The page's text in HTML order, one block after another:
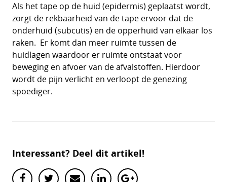
Als het tape op de huid (epidermis) geplaatst wordt,
zorgt de rekbaarheid van de tape ervoor dat de
onderhuid (subcutis) en de opperhuid van elkaar los
raken. Er komt dan meer ruimte tussen de
huidlagen waardoor er ruimte ontstaat voor
beweging en afvoer van de afvalstoffen. Hierdoor
wordt de pijn verlicht en verloopt de genezing
spoediger.
Interessant? Deel dit artikel!